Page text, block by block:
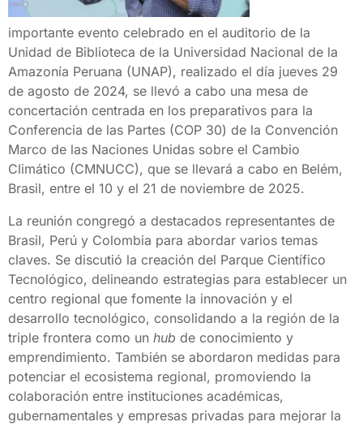
importante evento celebrado en el auditorio de la
Unidad de Biblioteca de la Universidad Nacional de la
Amazonía Peruana (UNAP), realizado el día jueves 29
de agosto de 2024, se llevó a cabo una mesa de
concertación centrada en los preparativos para la
Conferencia de las Partes (COP 30) de la Convención
Marco de las Naciones Unidas sobre el Cambio
Climático (CMNUCC), que se llevará a cabo en Belém,
Brasil, entre el 10 y el 21 de noviembre de 2025.
La reunión congregó a destacados representantes de
Brasil, Perú y Colombia para abordar varios temas
claves. Se discutió la creación del Parque Científico
Tecnológico, delineando estrategias para establecer un
centro regional que fomente la innovación y el
desarrollo tecnológico, consolidando a la región de la
triple frontera como un hub de conocimiento y
emprendimiento. También se abordaron medidas para
potenciar el ecosistema regional, promoviendo la
colaboración entre instituciones académicas,
gubernamentales y empresas privadas para mejorar la